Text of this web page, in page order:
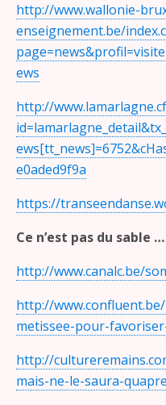
http://www.wallonie-
enseignement.be/
ews
http://
e0aded9f9a
https://
Ce n’est pas du sable …
http://www.canalc.be/
http://
metissee-pour-
http://
mais-ne-le-saura-